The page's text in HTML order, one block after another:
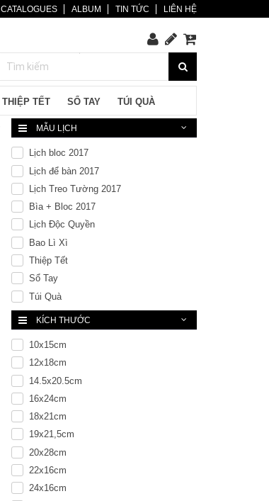
CATALOGUES ALBUM TIN TỨC LIÊN HỆ
THIỆP TẾT SỔ TAY TÚI QUÀ
MẪU LỊCH
Lịch bloc 2017
Lịch để bàn 2017
Lịch Treo Tường 2017
Bìa + Bloc 2017
Lịch Độc Quyền
Bao Lì Xì
Thiệp Tết
Sổ Tay
Túi Quà
KÍCH THƯỚC
10x15cm
12x18cm
14.5x20.5cm
16x24cm
18x21cm
19x21,5cm
20x28cm
22x16cm
24x16cm